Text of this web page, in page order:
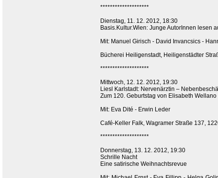
********************
Dienstag, 11. 12. 2012, 18:30
Basis.Kultur.Wien: Junge AutorInnen lesen
Mit: Manuel Girisch - David Invancsics -
Bücherei Heiligenstadt, Heiligenstädter
********************
Mittwoch, 12. 12. 2012, 19:30
Liesl Karlstadt: Nervenärztin –
Zum 120. Geburtstag von Elisabeth Wellano
Mit: Eva Dité - Erwin Leder
Café-Keller Falk, Wagramer Straße 137,
********************
Donnerstag, 13. 12. 2012, 19:30
Schrille Nacht
Eine satirische Weihnachtsrevue